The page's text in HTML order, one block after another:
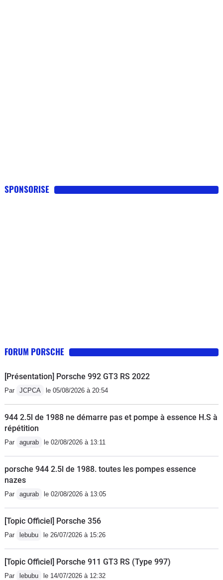
SPONSORISE
FORUM PORSCHE
[Présentation] Porsche 992 GT3 RS 2022
Par JCPCA le 05/08/2026 à 20:54
944 2.5l de 1988 ne démarre pas et pompe à essence H.S à
répétition
Par agurab le 02/08/2026 à 13:11
porsche 944 2.5l de 1988. toutes les pompes essence
nazes
Par agurab le 02/08/2026 à 13:05
[Topic Officiel] Porsche 356
Par lebubu le 26/07/2026 à 15:26
[Topic Officiel] Porsche 911 GT3 RS (Type 997)
Par lebubu le 14/07/2026 à 12:32